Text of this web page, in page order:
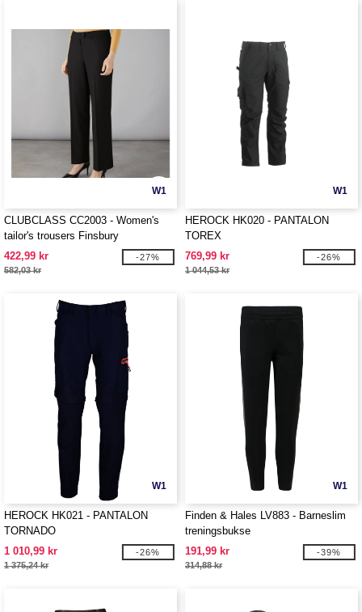
W1
CLUBCLASS CC2003 - Women's
tailor's trousers Finsbury
422,99 kr
582,03 kr
-27%
W1
HEROCK HK020 - PANTALON
TOREX
769,99 kr
1 044,53 kr
-26%
W1
HEROCK HK021 - PANTALON
TORNADO
1 010,99 kr
1 375,24 kr
-26%
W1
Finden & Hales LV883 - Barneslim
treningsbukse
191,99 kr
314,88 kr
-39%